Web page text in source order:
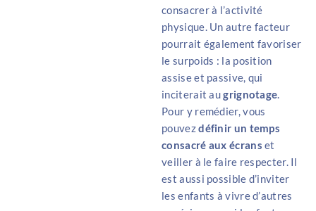
consacrer à l’activité
physique. Un autre facteur
pourrait également favoriser
le surpoids : la position
assise et passive, qui
inciterait augrignotage.
Pour y remédier, vous
pouvezdéfinir un temps
consacré aux écrans et
veiller à le faire respecter. Il
est aussi possible d’inviter
les enfants à vivre d’autres